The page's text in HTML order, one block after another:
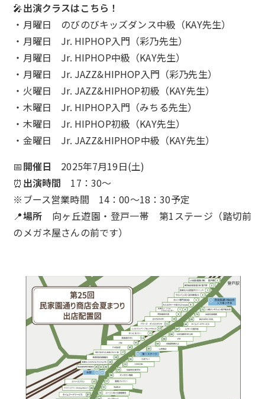
🎤出演クラスはこちら！
・月曜日 のびのびキッズダンス中級（KAY先生）
・月曜日 Jr. HIPHOP入門（彩乃先生）
・月曜日 Jr. HIPHOP中級（KAY先生）
・月曜日 Jr. JAZZ&HIPHOP入門（彩乃先生）
・火曜日 Jr. JAZZ&HIPHOP初級（KAY先生）
・木曜日 Jr. HIPHOP入門（みちる先生）
・木曜日 Jr. HIPHOP初級（KAY先生）
・金曜日 Jr. JAZZ&HIPHOP中級（KAY先生）
📅開催日 2025年7月19日(土)
⏰ 出演時間 17：30〜
※ブース営業時間 14：00〜18：30予定
📍場所 向ヶ丘遊園・登戸一帯 第1ステージ（踏切前
のメガネ屋さんの前です）